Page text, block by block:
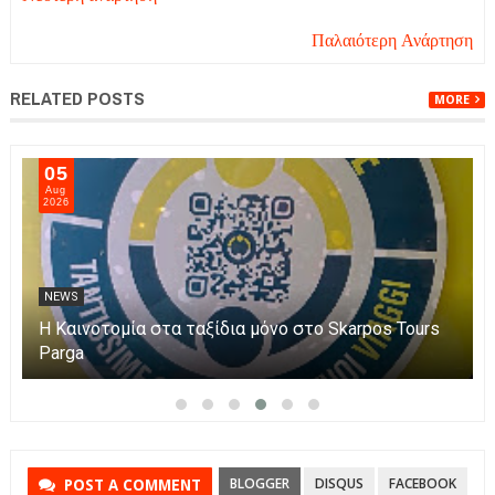
Παλαιότερη Ανάρτηση
RELATED POSTS MORE
06
Aug
2026
NEWS
Η Πάργα τίμησε τη Μεταμόρφωση του Κυρίου
POST A COMMENT BLOGGER DISQUS FACEBOOK